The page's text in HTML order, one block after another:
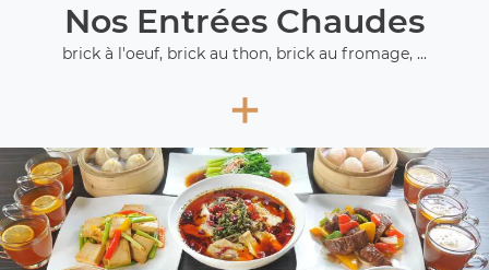
Nos Entrées Chaudes
brick à l'oeuf, brick au thon, brick au fromage, ...
+